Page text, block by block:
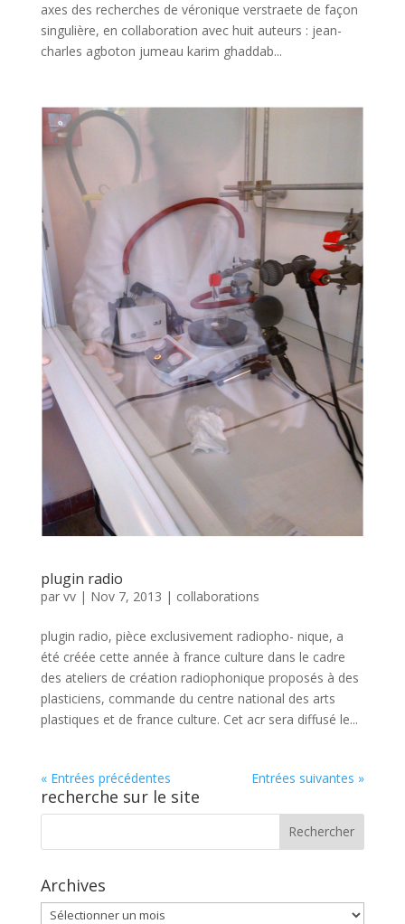
axes des recherches de véronique verstraete de façon
singulière, en collaboration avec huit auteurs : jean-
charles agboton jumeau karim ghaddab...
plugin radio
par vv| Nov 7, 2013 | collaborations
plugin radio, pièce exclusivement radiopho- nique, a
été créée cette année à france culture dans le cadre
des ateliers de création radiophonique proposés à des
plasticiens, commande du centre national des arts
plastiques et de france culture. Cet acr sera diffusé le...
« Entrées précédentes Entrées suivantes »
recherche sur le site
Archives
Archives